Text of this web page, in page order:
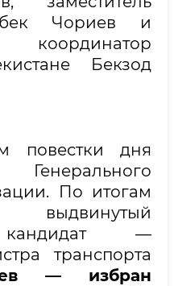
Чориев и
Бекзод
повестки дня
По итогам
кандидат —
транспорта
— избран